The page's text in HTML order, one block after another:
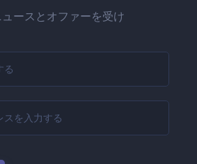
ースとオファーを受け